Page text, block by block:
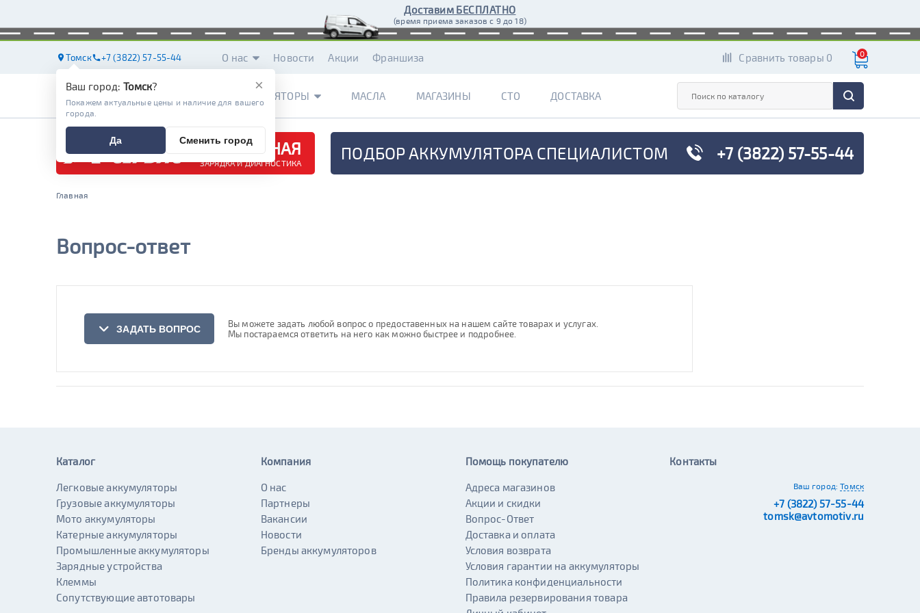
Доставим БЕСПЛАТНО
(время приема заказов с 9 до 18)
Томск +7 (3822) 57-55-44 О нас Новости Акции Франшиза Сравнить товары 0 0
АККУМУЛЯТОРЫ МАСЛА МАГАЗИНЫ СТО ДОСТАВКА
БЕСПЛАТНАЯ
ЗАРЯДКА И ДИАГНОСТИКА ПОДБОР АККУМУЛЯТОРА СПЕЦИАЛИСТОМ +7 (3822) 57-55-44
Главная
Вопрос-ответ
ЗАДАТЬ ВОПРОС
Вы можете задать любой вопрос о предоставенных на нашем сайте товарах и услугах.
Мы постараемся ответить на него как можно быстрее и подробнее.
Введите Ваш email
Вопрос
×
Ваш город: Томск?
Покажем актуальные цены и наличие для вашего
города.
Да Сменить город
Каталог
Легковые аккумуляторы
Грузовые аккумуляторы
Мото аккумуляторы
Катерные аккумуляторы
Промышленные аккумуляторы
Зарядные устройства
Клеммы
Сопутствующие автотовары
Компания
О нас
Партнеры
Вакансии
Новости
Бренды аккумуляторов
Помощь покупателю
Адреса магазинов
Акции и скидки
Вопрос-Ответ
Доставка и оплата
Условия возврата
Условия гарантии на аккумуляторы
Политика конфиденциальности
Правила резервирования товара
Контакты
Ваш город: Томск
+7 (3822) 57-55-44
tomsk@avtomotiv.ru